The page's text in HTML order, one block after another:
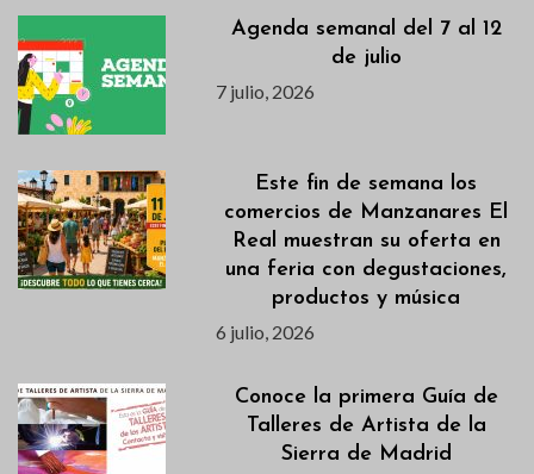
Agenda semanal del 7 al 12
de julio
7 julio, 2026
Este fin de semana los
comercios de Manzanares El
Real muestran su oferta en
una feria con degustaciones,
productos y música
6 julio, 2026
Conoce la primera Guía de
Talleres de Artista de la
Sierra de Madrid